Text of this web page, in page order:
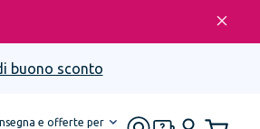
buono sconto
e offerte per